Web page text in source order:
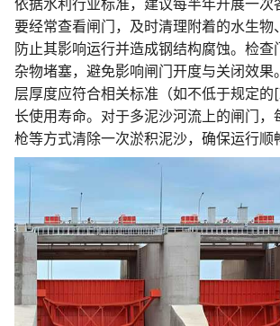
依据水利行业标准，建议每半年开展一次
要经常查看闸门，及时清理附着的水生物
防止其影响运行并造成钢结构腐蚀。检查
杂物堵塞，避免影响闸门开度与关闭效果
层厚度应符合相关标准（如不低于规定
长使用寿命。对于多泥沙河流上的闸门，
枪等方式清除一次淤积泥沙，确保运行顺